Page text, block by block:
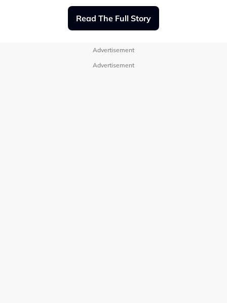
membantu operasi di beberapa pelabuhan Eropah.
Related Topics
“Minta doakan tapi di hina pula. Allah
dah tulis perjalanan kita. Kalau Allah
tak izin tak jadi dan kalau Allah tak izin
mesti takkan pergi.
“Siapakah kita menidakkan takdir yang
Read The Full Story
Advertisement
Advertisement